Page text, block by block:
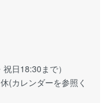
日18:30まで）
(カレンダーを参照く